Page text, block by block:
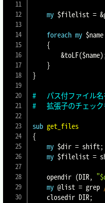
my $filelist =
foreach my $name
{
&toLF($name)
}
}
#	パス付ファイル
#	拡張子のチェッ
sub get_files
{
my $dir = shift;
my $filelist =
	opendir
(DIR,
my @list = grep
	closedir DIR
;